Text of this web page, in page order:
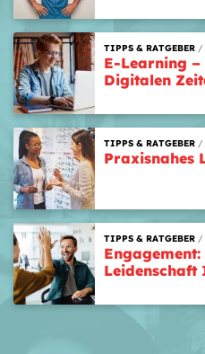
TIPPS & RATGEBER
E-Learning
Digitalen
TIPPS & RATGEBER
Praxisnahes
TIPPS & RATGEBER
Leidenschaft